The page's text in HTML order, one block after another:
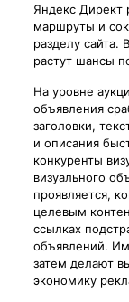
Яндекс Директ
маршруты и
разделу сайта.
растут шансы
На уровне
объявления
заголовки,
и описания
конкуренты
визуального
проявляется,
целевым
ссылках
объявлений.
затем делают
экономику